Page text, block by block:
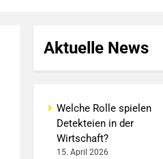
Aktuelle News
Welche Rolle spielen
Detekteien in der
Wirtschaft?
15. April 2026